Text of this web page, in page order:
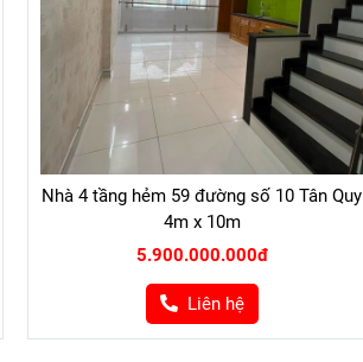
Nhà 4 tầng hẻm 59 đường số 10 Tân Quy
4m x 10m
5.900.000.000đ
Liên hệ